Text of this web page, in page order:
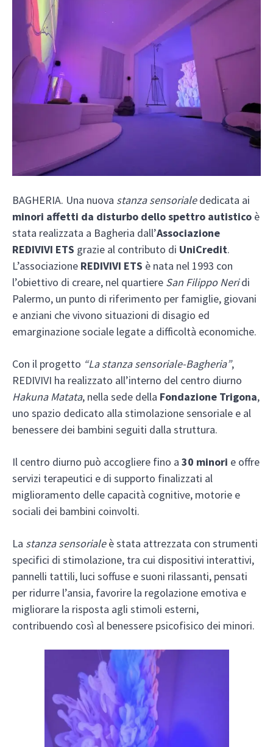
BAGHERIA. Una nuova stanza sensorialededicata ai
minori affetti da disturbo dello spettro autistico è
stata realizzata a Bagheria dall’Associazione
REDIVIVI ETS grazie al contributo di UniCredit.
L’associazione REDIVIVI ETS è nata nel 1993 con
l’obiettivo di creare, nel quartiere San Filippo Neridi
Palermo, un punto di riferimento per famiglie, giovani
e anziani che vivono situazioni di disagio ed
emarginazione sociale legate a difficoltà economiche.
Con il progetto “La stanza sensoriale-Bagheria”,
REDIVIVI ha realizzato all’interno del centro diurno
Hakuna Matata, nella sede della Fondazione Trigona,
uno spazio dedicato alla stimolazione sensoriale e al
benessere dei bambini seguiti dalla struttura.
Il centro diurno può accogliere fino a 30 minori e offre
servizi terapeutici e di supporto finalizzati al
miglioramento delle capacità cognitive, motorie e
sociali dei bambini coinvolti.
La stanza sensorialeè stata attrezzata con strumenti
specifici di stimolazione, tra cui dispositivi interattivi,
pannelli tattili, luci soffuse e suoni rilassanti, pensati
per ridurre l’ansia, favorire la regolazione emotiva e
migliorare la risposta agli stimoli esterni,
contribuendo così al benessere psicofisico dei minori.